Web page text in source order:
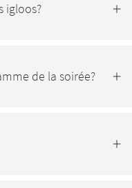
igloos?
de la soirée?